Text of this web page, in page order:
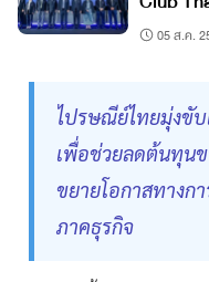
จริง05 ส.ค.
ไปรษณีย์ไทยมุ่งขับ
เพื่อช่วยลดต้นทุน
ขยายโอกาสทางก
ภาคธุรกิจ